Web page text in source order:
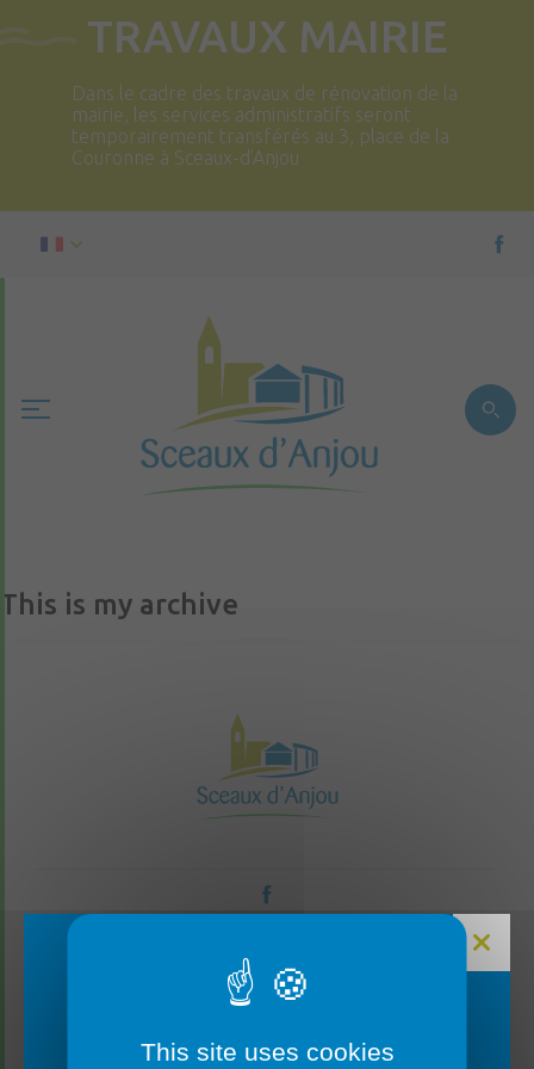
TRAVAUX MAIRIE
Dans le cadre des travaux de rénovation de la
mairie, les services administratifs seront
temporairement transférés au 3, place de la
Couronne à Sceaux-d’Anjou
This is my archive
CONTACTEZ-NOUS
This site uses cookies